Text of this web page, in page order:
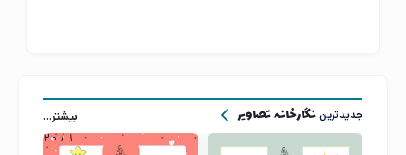
جدیدترین نگارخانه تصاویر بیشتر...
1
/
20